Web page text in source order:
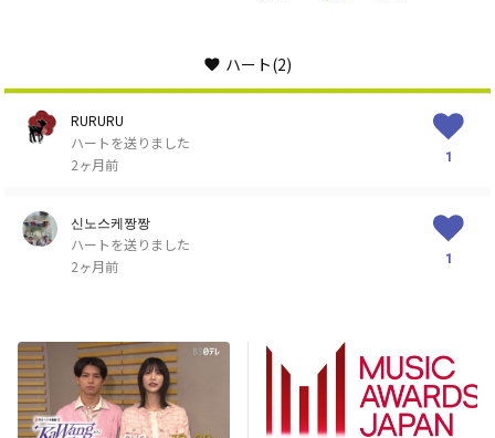
ハート(2)
RURURU
ハートを送りました
2ヶ月前
1
신노스케짱짱
ハートを送りました
2ヶ月前
1